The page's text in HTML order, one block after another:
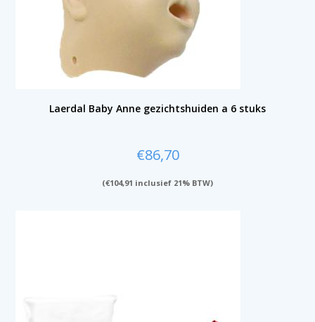
Laerdal Baby Anne gezichtshuiden a 6 stuks
€86,70
(€104,91 inclusief 21% BTW)